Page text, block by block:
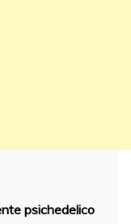
psichedelico